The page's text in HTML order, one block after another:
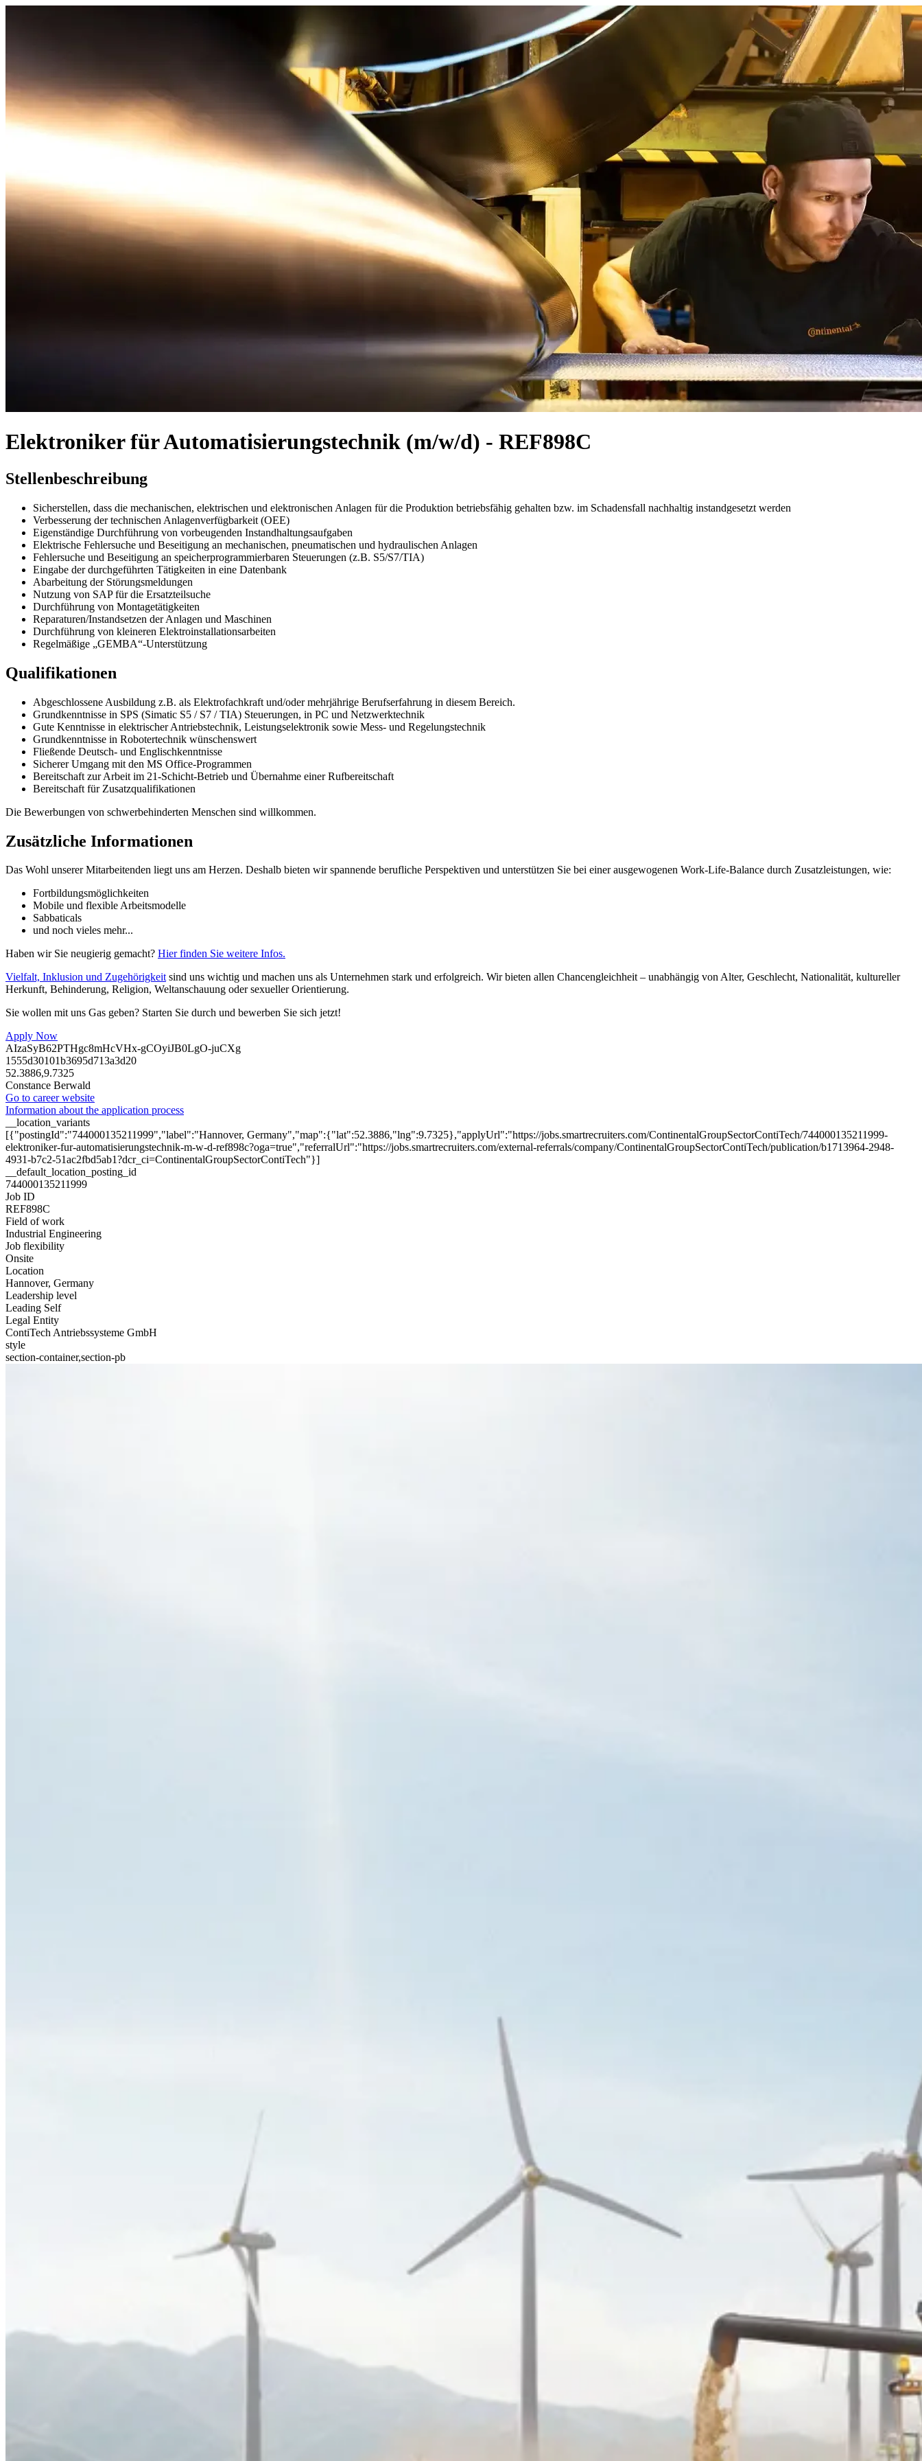
Elektroniker für Automatisierungstechnik (m/w/d) - REF898C
Stellenbeschreibung
Sicherstellen, dass die mechanischen, elektrischen und elektronischen Anlagen für die Produktion betriebsfähig gehalten bzw. im Schadensfall nachhaltig instandgesetzt werden
Verbesserung der technischen Anlagenverfügbarkeit (OEE)
Eigenständige Durchführung von vorbeugenden Instandhaltungsaufgaben
Elektrische Fehlersuche und Beseitigung an mechanischen, pneumatischen und hydraulischen Anlagen
Fehlersuche und Beseitigung an speicherprogrammierbaren Steuerungen (z.B. S5/S7/TIA)
Eingabe der durchgeführten Tätigkeiten in eine Datenbank
Abarbeitung der Störungsmeldungen
Nutzung von SAP für die Ersatzteilsuche
Durchführung von Montagetätigkeiten
Reparaturen/Instandsetzen der Anlagen und Maschinen
Durchführung von kleineren Elektroinstallationsarbeiten
Regelmäßige „GEMBA“-Unterstützung
Qualifikationen
Abgeschlossene Ausbildung z.B. als Elektrofachkraft und/oder mehrjährige Berufserfahrung in diesem Bereich.
Grundkenntnisse in SPS (Simatic S5 / S7 / TIA) Steuerungen, in PC und Netzwerktechnik
Gute Kenntnisse in elektrischer Antriebstechnik, Leistungselektronik sowie Mess- und Regelungstechnik
Grundkenntnisse in Robotertechnik wünschenswert
Fließende Deutsch- und Englischkenntnisse
Sicherer Umgang mit den MS Office-Programmen
Bereitschaft zur Arbeit im 21-Schicht-Betrieb und Übernahme einer Rufbereitschaft
Bereitschaft für Zusatzqualifikationen
Die Bewerbungen von schwerbehinderten Menschen sind willkommen.
Zusätzliche Informationen
Das Wohl unserer Mitarbeitenden liegt uns am Herzen. Deshalb bieten wir spannende berufliche Perspektiven und unterstützen Sie bei einer ausgewogenen Work-Life-Balance durch Zusatzleistungen, wie:
Fortbildungsmöglichkeiten
Mobile und flexible Arbeitsmodelle
Sabbaticals
und noch vieles mehr...
Haben wir Sie neugierig gemacht? Hier finden Sie weitere Infos.
Vielfalt, Inklusion und Zugehörigkeitsind uns wichtig und machen uns als Unternehmen stark und erfolgreich. Wir bieten allen Chancengleichheit – unabhängig von Alter, Geschlecht, Nationalität, kultureller
Herkunft, Behinderung, Religion, Weltanschauung oder sexueller Orientierung.
Sie wollen mit uns Gas geben? Starten Sie durch und bewerben Sie sich jetzt!
Apply Now
AIzaSyB62PTHgc8mHcVHx-gCOyiJB0LgO-juCXg
1555d30101b3695d713a3d20
52.3886,9.7325
Constance Berwald
Go to career website
Information about the application process
__location_variants
[{"postingId":"744000135211999","label":"Hannover, Germany","map":{"lat":52.3886,"lng":9.7325},"applyUrl":"https://jobs.smartrecruiters.com/ContinentalGroupSectorContiTech/744000135211999-
elektroniker-fur-automatisierungstechnik-m-w-d-ref898c?oga=true","referralUrl":"https://jobs.smartrecruiters.com/external-referrals/company/ContinentalGroupSectorContiTech/publication/b1713964-2948-
4931-b7c2-51ac2fbd5ab1?dcr_ci=ContinentalGroupSectorContiTech"}]
__default_location_posting_id
744000135211999
Job ID
REF898C
Field of work
Industrial Engineering
Job flexibility
Onsite
Location
Hannover, Germany
Leadership level
Leading Self
Legal Entity
ContiTech Antriebssysteme GmbH
style
section-container,section-pb